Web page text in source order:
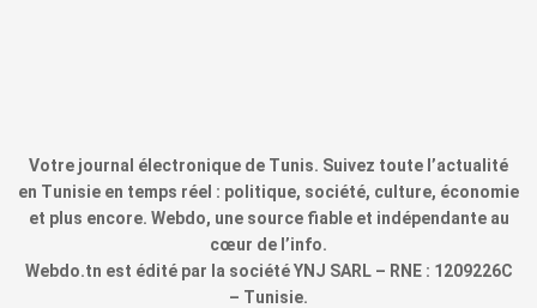
Votre journal électronique de Tunis. Suivez toute l’actualité
en Tunisie en temps réel : politique, société, culture, économie
et plus encore. Webdo, une source fiable et indépendante au
cœur de l’info.
Webdo.tn est édité par la société YNJ SARL – RNE : 1209226C
– Tunisie.